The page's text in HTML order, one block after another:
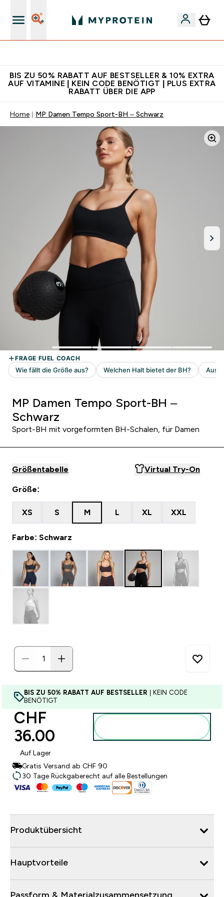
BIS ZU 50% RABATT AUF BESTSELLER & 10% EXTRA
AUF VITAMINE | KEIN CODE BENÖTIGT | PLUS EXTRA
RABATT ÜBER DIE APP
Home MP Damen Tempo Sport-BH – Schwarz
MP Damen Tempo Sport-BH –
Schwarz
Sport-BH mit vorgeformten BH-Schalen, für Damen
Größentabelle Virtual Try-On
Größe:
XS S M L XL XXL
Farbe: Schwarz
BIS ZU 50% RABATT AUF BESTSELLER | KEIN CODE
BENÖTIGT
CHF
36.00‎
Auf Lager
Gratis Versand ab CHF 90
30 Tage Rückgaberecht auf alle Bestellungen
Produktübersicht
Hauptvorteile
Passform & Materialzusammensetzung